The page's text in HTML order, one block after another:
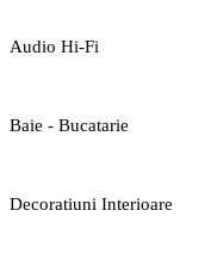
Audio Hi-Fi
Baie - Bucatarie
Decoratiuni Interioare